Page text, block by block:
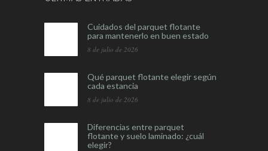
Cuidados del parquet flotante
para mantenerlo en buen estado
8 de julio de 2026
Qué parquet flotante elegir según
cada estancia
8 de julio de 2026
Diferencias entre parquet
flotante y suelo laminado: ¿cuál
elegir?